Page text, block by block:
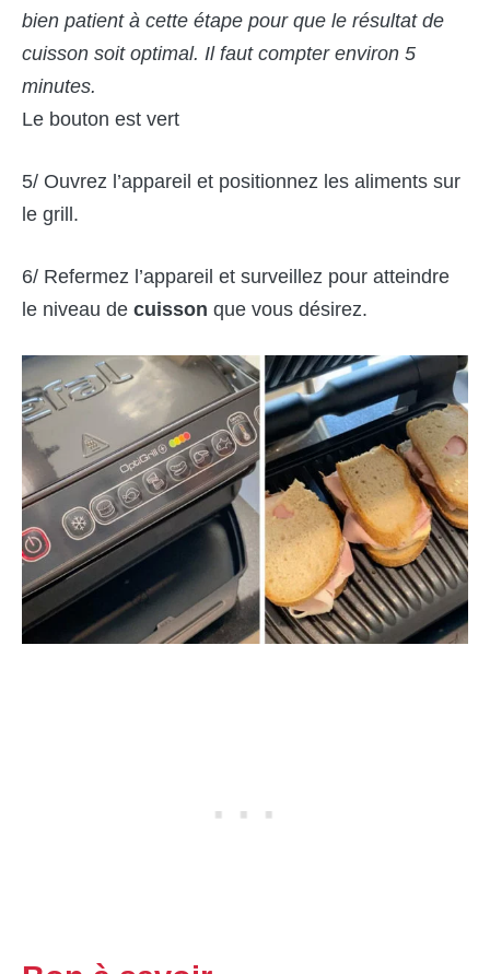
bien patient à cette étape pour que le résultat de
cuisson soit optimal. Il faut compter environ 5
minutes.
Le bouton est vert
5/ Ouvrez l’appareil et positionnez les aliments sur
le grill.
6/ Refermez l’appareil et surveillez pour atteindre
le niveau de cuisson que vous désirez.